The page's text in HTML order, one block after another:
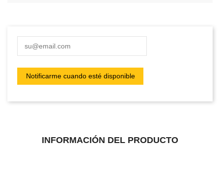
INFORMACIÓN DEL PRODUCTO